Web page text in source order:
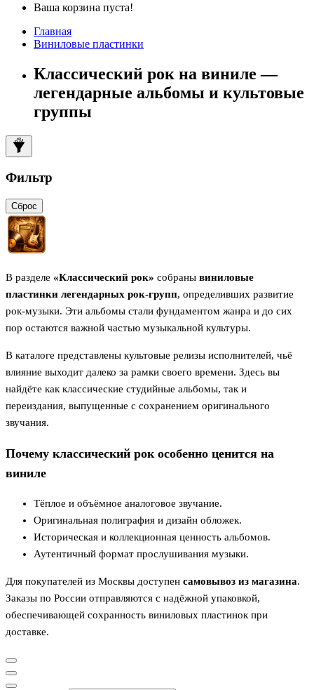
Ваша корзина пуста!
Главная
Виниловые пластинки
Классический рок на виниле —
легендарные альбомы и культовые
группы
Фильтр
Сброс
В разделе «Классический рок» собраны виниловые
пластинки легендарных рок-групп, определивших развитие
рок-музыки. Эти альбомы стали фундаментом жанра и до сих
пор остаются важной частью музыкальной культуры.
В каталоге представлены культовые релизы исполнителей, чьё
влияние выходит далеко за рамки своего времени. Здесь вы
найдёте как классические студийные альбомы, так и
переиздания, выпущенные с сохранением оригинального
звучания.
Почему классический рок особенно ценится на
виниле
Тёплое и объёмное аналоговое звучание.
Оригинальная полиграфия и дизайн обложек.
Историческая и коллекционная ценность альбомов.
Аутентичный формат прослушивания музыки.
Для покупателей из Москвы доступен самовывоз из магазина.
Заказы по России отправляются с надёжной упаковкой,
обеспечивающей сохранность виниловых пластинок при
доставке.